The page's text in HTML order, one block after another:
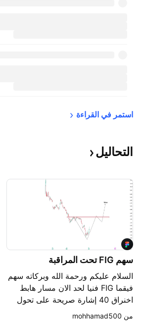
استمر في القراءة
التحاليل
سهم FIG تحت المراقبة
السلام عليكم ورحمة الله وبركاته سهم
فيقما FIG فنيا لحد الان مسار هابط
اخنراق 40 إشارة صريحة على تحول
المسار من هابط إلى صاعد سيناريومن ‎mohhamad500‎